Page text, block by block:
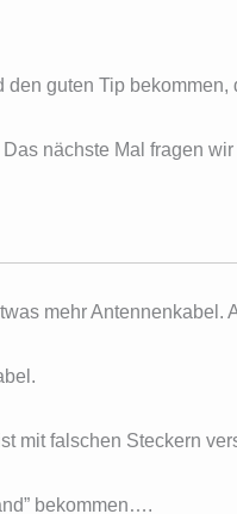
guten Tip
nächste Mal fragen wir
mehr
mit falschen Steckern
bekommen….